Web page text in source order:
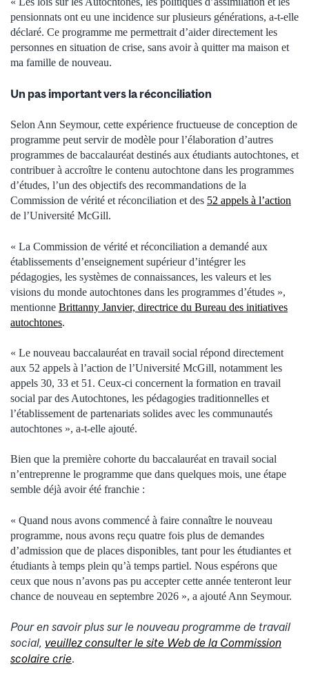
pensionnats ont eu une incidence sur plusieurs générations, a-t-elle
déclaré. Ce programme me permettrait d’aider directement les
personnes en situation de crise, sans avoir à quitter ma maison et
ma famille de nouveau.
Un pas important vers la réconciliation
Selon Ann Seymour, cette expérience fructueuse de conception de
programme peut servir de modèle pour l’élaboration d’autres
programmes de baccalauréat destinés aux étudiants autochtones, et
contribuer à accroître le contenu autochtone dans les programmes
d’études, l’un des objectifs des recommandations de la
Commission de vérité et réconciliation et des 52 appels à l’action
de l’Université McGill.
« La Commission de vérité et réconciliation a demandé aux
établissements d’enseignement supérieur d’intégrer les
pédagogies, les systèmes de connaissances, les valeurs et les
visions du monde autochtones dans les programmes d’études »,
mentionne Brittanny Janvier, directrice du Bureau des initiatives
autochtones.
« Le nouveau baccalauréat en travail social répond directement
aux 52 appels à l’action de l’Université McGill, notamment les
appels 30, 33 et 51. Ceux-ci concernent la formation en travail
social par des Autochtones, les pédagogies traditionnelles et
l’établissement de partenariats solides avec les communautés
autochtones », a-t-elle ajouté.
Bien que la première cohorte du baccalauréat en travail social
n’entreprenne le programme que dans quelques mois, une étape
semble déjà avoir été franchie :
« Quand nous avons commencé à faire connaître le nouveau
programme, nous avons reçu quatre fois plus de demandes
d’admission que de places disponibles, tant pour les étudiantes et
étudiants à temps plein qu’à temps partiel. Nous espérons que
ceux que nous n’avons pas pu accepter cette année tenteront leur
chance de nouveau en septembre 2026 », a ajouté Ann Seymour.
Pour en savoir plus sur le nouveau programme de travail
social, veuillez consulter le site Web de la Commission
scolaire crie.